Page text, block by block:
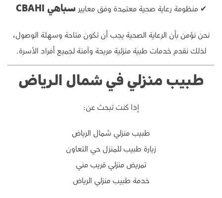
✔ منظومة رعاية صحية معتمدة وفق معايير سباهي CBAHI
نحن نؤمن بأن الرعاية الصحية يجب أن تكون متاحة وسهلة الوصول،
لذلك نقدم خدمات طبية منزلية مريحة وآمنة لجميع أفراد الأسرة.
طبيب منزلي في شمال الرياض
إذا كنت تبحث عن:
طبيب منزلي شمال الرياض
زيارة طبيب للمنزل حي التعاون
تمريض منزلي قريب مني
خدمة طبيب منزلي الرياض